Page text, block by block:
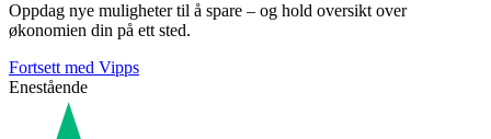
Oppdag nye muligheter til å spare – og hold oversikt over
økonomien din på ett sted.
Fortsett med Vipps
Enestående